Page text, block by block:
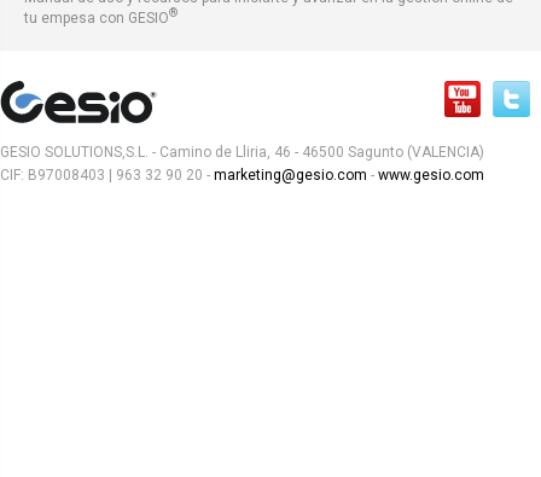
tu empesa con GESIO®
GESIO SOLUTIONS,S.L. - Camino de Lliria, 46 - 46500 Sagunto (VALENCIA)
CIF: B97008403 | 963 32 90 20 - marketing@gesio.com - www.gesio.com